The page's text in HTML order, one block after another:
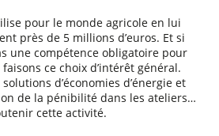
pour le monde agricole en lui
près de 5 millions d’euros. Et si
une compétence obligatoire pour
ce choix d’intérêt général.
d’économies d’énergie et
de la pénibilité dans les ateliers…
cette activité.